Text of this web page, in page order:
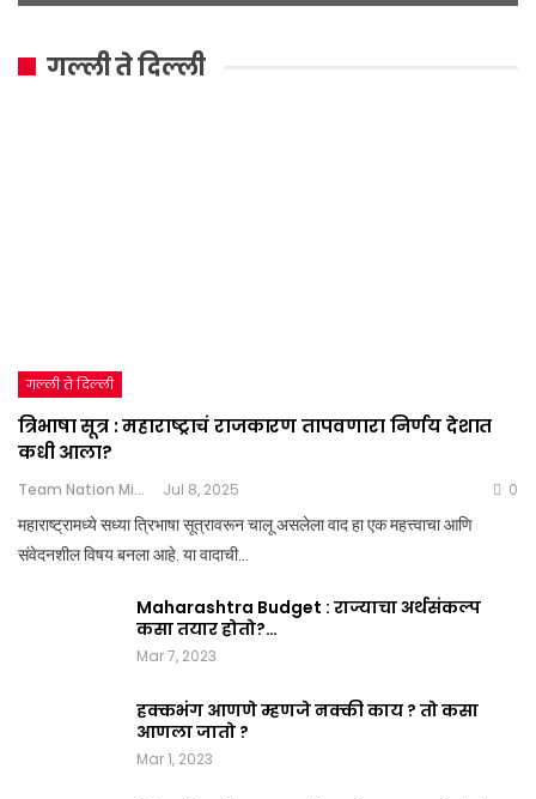
गल्ली ते दिल्ली
गल्ली ते दिल्ली
त्रिभाषा सूत्र : महाराष्ट्राचं राजकारण तापवणारा निर्णय देशात
कधी आला?
Team Nation Mic Jul 8, 2025 0
महाराष्ट्रामध्ये सध्या त्रिभाषा सूत्रावरून चालू असलेला वाद हा एक महत्त्वाचा आणि
संवेदनशील विषय बनला आहे. या वादाची…
Maharashtra Budget : राज्याचा अर्थसंकल्प
कसा तयार होतो?…
Mar 7, 2023
हक्कभंग आणणे म्हणजे नक्की काय ? तो कसा
आणला जातो ?
Mar 1, 2023